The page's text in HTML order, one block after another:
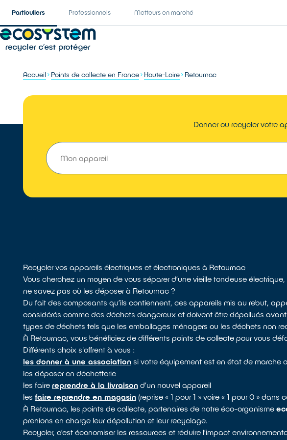
Particuliers Professionnels Metteurs en marché
Accueil Points de collecte en France Haute-Loire Retournac
Donner ou recycler votre
Recycler vos appareils électriques et électroniques à Retournac
Vous cherchez un moyen de vous séparer d’une vieille tondeuse
ne savez pas où les déposer à Retournac ?
Du fait des composants qu’ils contiennent, ces appareils mis au rebut,
considérés comme des déchets dangereux et doivent être dépollués
types de déchets tels que les emballages ménagers ou les déchets non
À Retournac, vous bénéficiez de différents points de collecte pour vous
Différents choix s'offrent à vous :
les donner à une association si votre équipement est en état de marche
les déposer en déchetterie
les fairereprendre à la livraison d’un nouvel appareil
lesfaire reprendre en magasin (reprise « 1 pour 1 » voire « 1 pour 0 »
À Retournac, les points de collecte, partenaires de notre éco-organisme
prenions en charge leur dépollution et leur recyclage.
Recycler, c’est économiser les ressources et réduire l’impact